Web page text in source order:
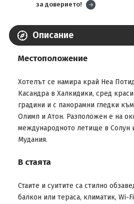
за доверието!
Описание
Местоположение
Хотелът се намира край Неа
Касандра в Халкидики, сред
градини и с панорамни гледки
Олимп и Атон. Разположен е на
международното летище в Солун
Мудания.
В стаята
Стаите и суитите са стилно
балкон или тераса, климатик, Wi-